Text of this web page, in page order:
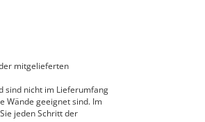
mitgelieferten
sind nicht im Lieferumfang
Wände geeignet sind. Im
jeden Schritt der